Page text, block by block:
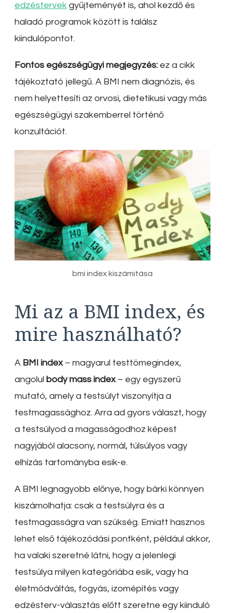
edzéstervek gyűjteményét is, ahol kezdő és
haladó programok között is találsz
kiindulópontot.
Fontos egészségügyi megjegyzés: ez a cikk
tájékoztató jellegű. A BMI nem diagnózis, és
nem helyettesíti az orvosi, dietetikusi vagy más
egészségügyi szakemberrel történő
konzultációt.
bmi index kiszámitása
Mi az a BMI index, és
mire használható?
A BMI index– magyarul testtömegindex,
angolul body mass index– egy egyszerű
mutató, amely a testsúlyt viszonyítja a
testmagassághoz. Arra ad gyors választ, hogy
a testsúlyod a magasságodhoz képest
nagyjából alacsony, normál, túlsúlyos vagy
elhízás tartományba esik-e.
A BMI legnagyobb előnye, hogy bárki könnyen
kiszámolhatja: csak a testsúlyra és a
testmagasságra van szükség. Emiatt hasznos
lehet első tájékozódási pontként, például akkor,
ha valaki szeretné látni, hogy a jelenlegi
testsúlya milyen kategóriába esik, vagy ha
életmódváltás, fogyás, izomépítés vagy
edzésterv-választás előtt szeretne egy kiinduló